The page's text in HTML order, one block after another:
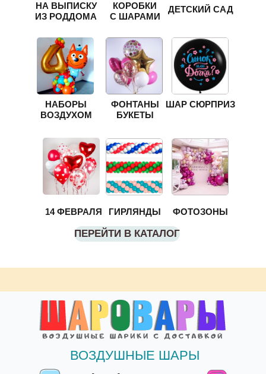
ФОНТАНЫ
БУКЕТЫ
НА ВЫПИСКУ
ИЗ РОДДОМА
ШАР СЮРПРИЗ
ГИРЛЯНДЫ
ПЕРЕЙТИ В КАТАЛОГ
ФОТОЗОНЫ
КОРОБКИ
С ШАРАМИ
14 ФЕВРАЛЯ
НАБОРЫ
ВОЗДУХОМ
ДЕТСКИЙ САД
ВОЗДУШНЫЕ ШАРЫ